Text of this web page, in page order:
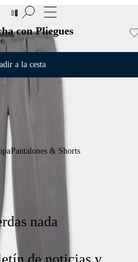
las Rebajas | Hasta 50%
con Pliegues
a la cesta
Pantalones & Shorts
nada